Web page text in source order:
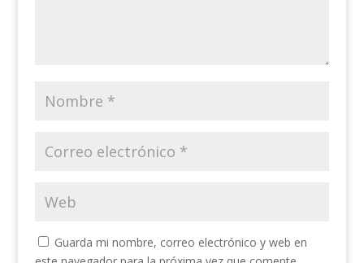
Guarda mi nombre, correo electrónico y web en